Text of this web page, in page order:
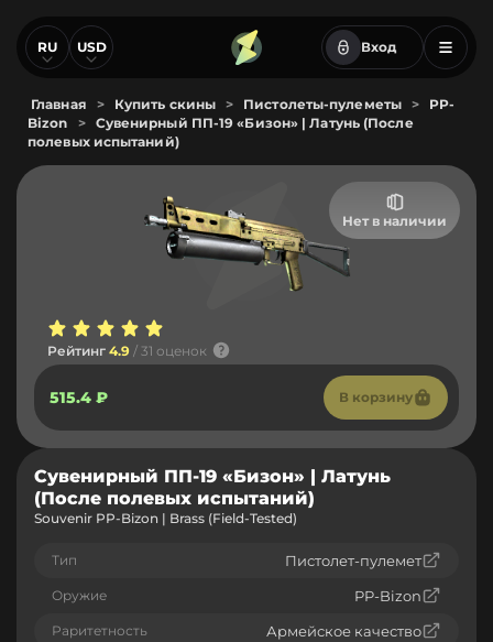
RU USD Вход
Главная > Купить скины > Пистолеты-пулеметы >
PP-
Bizon
>
Сувенирный ПП-19 «Бизон» | Латунь (После
полевых испытаний)
Нет в наличии
Рейтинг 4.9 / 31 оценок
515.4 ₽ В корзину
Сувенирный ПП-19 «Бизон» | Латунь
(После полевых испытаний)
Souvenir PP-Bizon | Brass (Field-Tested)
Тип Пистолет-пулемет
Оружие PP-Bizon
Раритетность Армейское качество